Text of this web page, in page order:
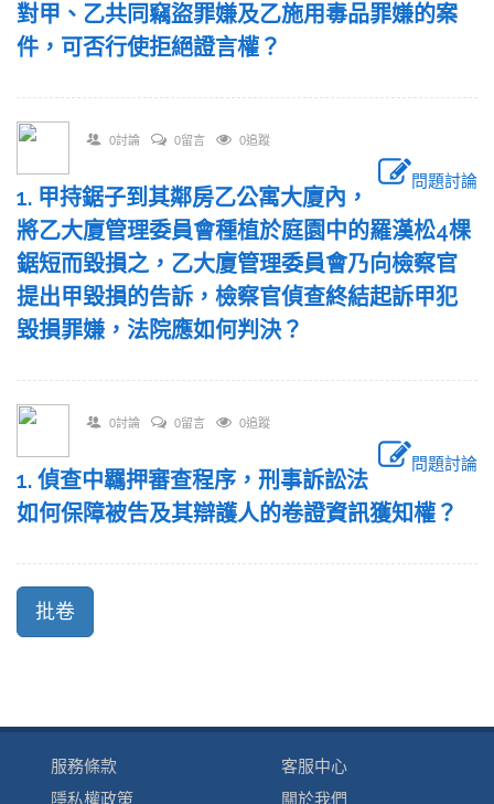
對甲、乙共同竊盜罪嫌及乙施用毒品罪嫌的案
件，可否行使拒絕證言權？
0討論 0留言 0追蹤
問題討論
1. 甲持鋸子到其鄰房乙公寓大廈內，
將乙大廈管理委員會種植於庭園中的羅漢松4棵
鋸短而毀損之，乙大廈管理委員會乃向檢察官
提出甲毀損的告訴，檢察官偵查終結起訴甲犯
毀損罪嫌，法院應如何判決？
0討論 0留言 0追蹤
問題討論
1. 偵查中羈押審查程序，刑事訴訟法
如何保障被告及其辯護人的卷證資訊獲知權？
服務條款
隱私權政策
客服中心
關於我們